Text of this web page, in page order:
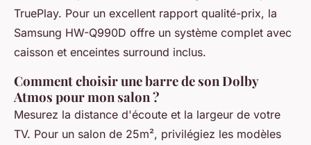
TruePlay. Pour un excellent rapport qualité-prix, la
Samsung HW-Q990D offre un système complet avec
caisson et enceintes surround inclus.
Comment choisir une barre de son Dolby
Atmos pour mon salon ?
Mesurez la distance d'écoute et la largeur de votre
TV. Pour un salon de 25m², privilégiez les modèles